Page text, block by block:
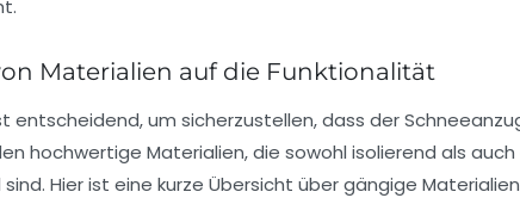
Materialien auf die Funktionalität
entscheidend, um sicherzustellen, dass der
hochwertige Materialien, die sowohl isolierend als
Hier ist eine kurze Übersicht über gängige